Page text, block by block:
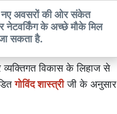
नए अवसरों की ओर संकेत
नेटवर्किंग के अच्छे मौके मिल
सकता है.
विकास के लिहाज से
गोविंद शास्त्रीजी के अनुसार